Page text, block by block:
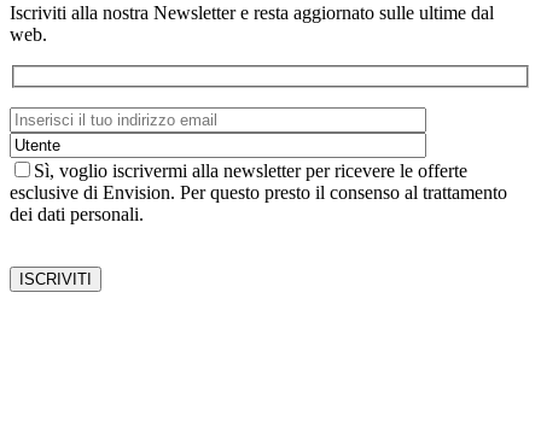
Iscriviti alla nostra Newsletter e resta aggiornato sulle ultime dal
web.
Sì, voglio iscrivermi alla newsletter per ricevere le offerte
esclusive di Envision. Per questo presto il consenso al trattamento
dei dati personali.